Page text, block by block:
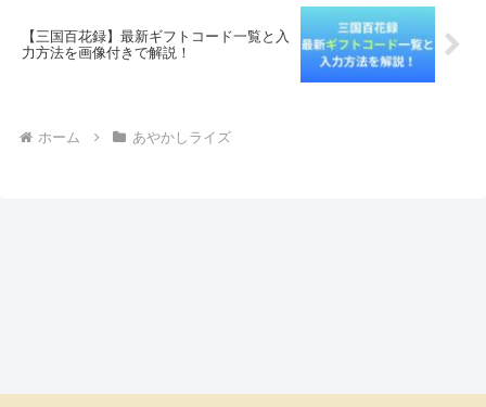
【三国百花録】最新ギフトコード一覧と入
力方法を画像付きで解説！
ホーム あやかしライズ